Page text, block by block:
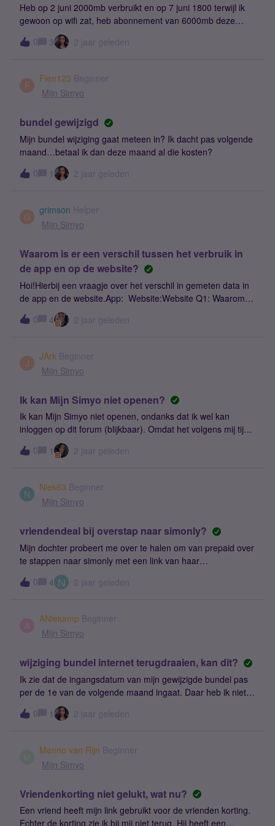
Heb op 2 juni 2000mb verbruikt en op 7 juni 1800 terwijl ik
gewoon op wifi zat, heb abonnement van 6000mb deze
maak ik nooit op verbruik meestal 4000mb en dat heb ik nu
al in 2 dagen verbruikt.Wat is hier aan de hand? ben. ik
0 3 2 jaar geleden
F
Fien123 Beginner
Mijn Simyo
bundel gewijzigd
Mijn bundel wijziging gaat meteen in? Ik dacht pas volgende
maand…betaal ik dan deze maand al die kosten?
0
1 2 jaar geleden
G
grimson Helper
Mijn Simyo
Waarom is er een verschil tussen het verbruik in
de app en op de website?
Hoi!Hierbij een vraagje over het verschil in gemeten data in
de app en de website.App: Website:Website Q1: Waarom
geeft de website bij elke meting 1MB minder dan de app?
Q2: Het totale datagebruik volgens de app is 12061 zoals
is dit verschil en wat is leidend dan? de app of de website?
(12GB bundel abonnement, ook al overstegen in de website
beide vragen :)Groetjes,Arian!
0 4 2 jaar geleden
J
JArk Beginner
Mijn Simyo
Ik kan Mijn Simyo niet openen?
Ik kan Mijn Simyo niet openen, ondanks dat ik wel kan
inloggen op dit forum (blijkbaar). Omdat het volgens mij tijd
is om te smssen/bellen mijn nummer te behouden, wilde ik
inloggen.Wachtwoordherstel stuurt een link, ik kan
daarmee kan ik niet inloggen.Mijn mobiele nummer is
06XXXXXXXX
0 1 2 jaar geleden
N
Niek63 Beginner
Mijn Simyo
vriendendeal bij overstap naar simonly?
Mijn dochter probeert me over te halen om van prepaid over
te stappen naar simonly met een link van haar
vriendendeal.Daardoor hoef ik haar hotspot niet meer te
gebruiken :-)Ik heb echt al jaren prepaid van Simyo en dat
om data te hebben.Maar nu vragen we ons af of het wel
werkt, als ik via haar link ga lijkt het namelijk of ik een
nieuwe simkaart krijg. Dan kan ik wel nummerbehoud
MijnSimyo, zodat mn beltegoed bij Simyo behouden
blijft.Hoe werkt dat? Kan ik dan via MijnSimyo de aanvraag
doen en komt er dan op gegeven moment een invulvak voor
0 4 N 2 jaar geleden
ANiekamp Beginner
Mijn Simyo
wijziging bundel internet terugdraaien, kan dit?
Ik zie dat de ingangsdatum van mijn gewijzigde bundel pas
per de 1e van de volgende maand ingaat. Daar heb ik niets
aan. Kan ik dit nog terugdraaien?
0 1 2 jaar geleden
Menno van Rijn Beginner
Mijn Simyo
Vriendenkorting niet gelukt, wat nu?
Een vriend heeft mijn link gebruikt voor de vrienden korting.
Echter de korting zie ik bij mij niet terug. Hij heeft een